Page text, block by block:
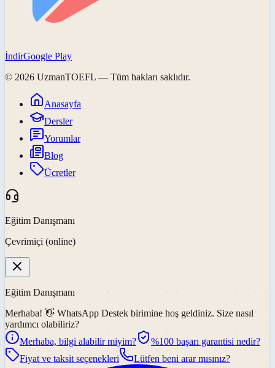
İndirGoogle Play
© 2026 UzmanTOEFL — Tüm hakları saklıdır.
Anasayfa
Dersler
Yorumlar
Blog
Ücretler
Eğitim Danışmanı
Çevrimiçi (online)
Eğitim Danışmanı
Merhaba! 👋 WhatsApp Destek birimine hoş geldiniz. Size nasıl
yardımcı olabiliriz?
Merhaba, bilgi alabilir miyim?
%100 başarı garantisi nedir?
Fiyat ve taksit seçenekleri
Lütfen beni arar mısınız?